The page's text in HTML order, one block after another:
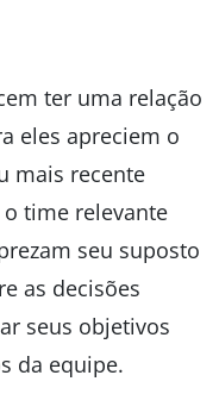
ter uma relação
eles apreciem o
mais recente
time relevante
seu suposto
as decisões
seus objetivos
da equipe.